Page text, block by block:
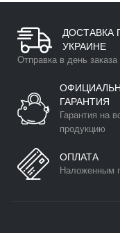
ДОСТАВКА
УКРАИНЕ
Отправка в день заказа
ГАРАНТИЯ
Гарантия на
продукцию
ОПЛАТА
Наложенным